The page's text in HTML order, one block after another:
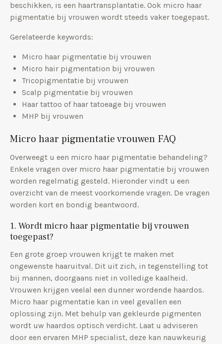
beschikken, is een haartransplantatie. Ook micro haar
pigmentatie bij vrouwen wordt steeds vaker toegepast.
Gerelateerde keywords:
Micro haar pigmentatie bij vrouwen
Micro hair pigmentation bij vrouwen
Tricopigmentatie bij vrouwen
Scalp pigmentatie bij vrouwen
Haar tattoo of haar tatoeage bij vrouwen
MHP bij vrouwen
Micro haar pigmentatie vrouwen FAQ
Overweegt u een micro haar pigmentatie behandeling?
Enkele vragen over micro haar pigmentatie bij vrouwen
worden regelmatig gesteld. Hieronder vindt u een
overzicht van de meest voorkomende vragen. De vragen
worden kort en bondig beantwoord.
1. Wordt micro haar pigmentatie bij vrouwen
toegepast?
Een grote groep vrouwen krijgt te maken met
ongewenste haaruitval. Dit uit zich, in tegenstelling tot
bij mannen, doorgaans niet in volledige kaalheid.
Vrouwen krijgen veelal een dunner wordende haardos.
Micro haar pigmentatie kan in veel gevallen een
oplossing zijn. Met behulp van gekleurde pigmenten
wordt uw haardos optisch verdicht. Laat u adviseren
door een ervaren MHP specialist, deze kan nauwkeurig